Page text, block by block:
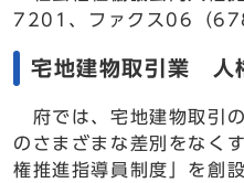
7201、ファクス06（
宅地建物取引業 人
府では、宅地建物取引
のさまざまな差別をなく
権推進指導員制度」を創